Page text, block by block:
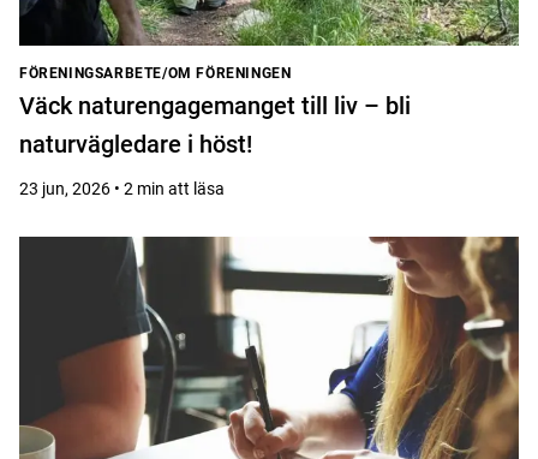
FÖRENINGSARBETE/OM FÖRENINGEN
Väck naturengagemanget till liv – bli
naturvägledare i höst!
23 jun, 2026 • 2 min att läsa